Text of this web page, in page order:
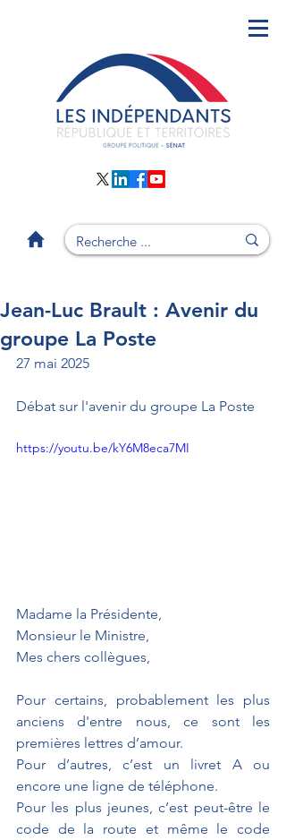
Jean-Luc Brault : Avenir du
groupe La Poste
27 mai 2025
Débat sur l'avenir du groupe La Poste
https://youtu.be/kY6M8eca7MI
Madame la Présidente,
Monsieur le Ministre,
Mes chers collègues,
Pour certains, probablement les plus
anciens d'entre nous, ce sont les
premières lettres d’amour.
Pour d’autres, c’est un livret A ou
encore une ligne de téléphone.
Pour les plus jeunes, c’est peut-être le
code de la route et même le code